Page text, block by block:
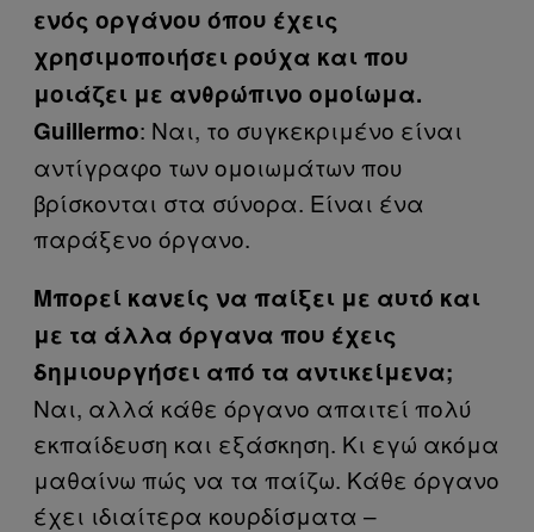
ενός οργάνου όπου έχεις
χρησιμοποιήσει ρούχα και που
μοιάζει με ανθρώπινο ομοίωμα.
Guillermo: Ναι, το συγκεκριμένο είναι
αντίγραφο των ομοιωμάτων που
βρίσκονται στα σύνορα. Είναι ένα
παράξενο όργανο.
Μπορεί κανείς να παίξει με αυτό και
με τα άλλα όργανα που έχεις
δημιουργήσει από τα αντικείμενα;
​Ναι, αλλά κάθε όργανο απαιτεί πολύ
εκπαίδευση και εξάσκηση. Κι εγώ ακόμα
μαθαίνω πώς να τα παίζω. Κάθε όργανο
έχει ιδιαίτερα κουρδίσματα –